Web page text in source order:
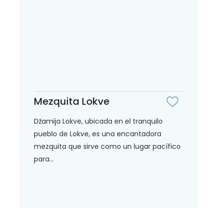
Mezquita Lokve
Džamija Lokve, ubicada en el tranquilo
pueblo de Lokve, es una encantadora
mezquita que sirve como un lugar pacífico
para...